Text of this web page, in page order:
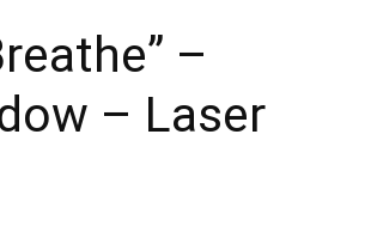
–
– Laser